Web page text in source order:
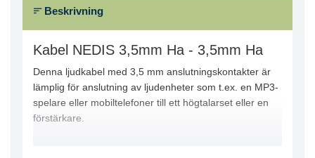
Beskrivning
Kabel NEDIS 3,5mm Ha - 3,5mm Ha
Denna ljudkabel med 3,5 mm anslutningskontakter är
lämplig för anslutning av ljudenheter som t.ex. en MP3-
spelare eller mobiltelefoner till ett högtalarset eller en
förstärkare.